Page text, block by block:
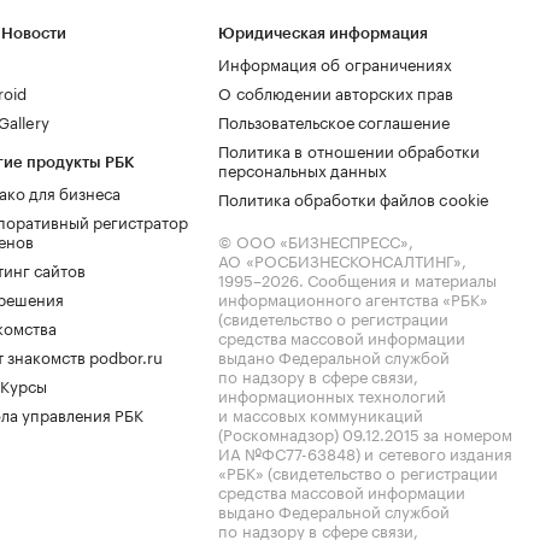
продукты РБК
для бизнеса
регистратор
сайтов
знакомств podbor.ru
управления РБК
Юридическая информация
Информация об ограничениях
О соблюдении авторских прав
Пользовательское соглашение
Политика в отношении обработки
персональных данных
Политика обработки файлов cookie
© ООО «БИЗНЕСПРЕСС»,
АО «РОСБИЗНЕСКОНСАЛТИНГ»,
1995–2026. Сообщения и материалы
информационного агентства «РБК»
(свидетельство о регистрации
средства массовой информации
выдано Федеральной службой
по надзору в сфере связи,
информационных технологий
и массовых коммуникаций
(Роскомнадзор) 09.12.2015 за номером
ИА №ФС77-63848) и сетевого издания
«РБК» (свидетельство о регистрации
средства массовой информации
выдано Федеральной службой
по надзору в сфере связи,